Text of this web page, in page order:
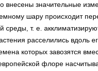
внесены значительные
шару происходит
т. е.
расселились вдоль
которых завозятся
флоре